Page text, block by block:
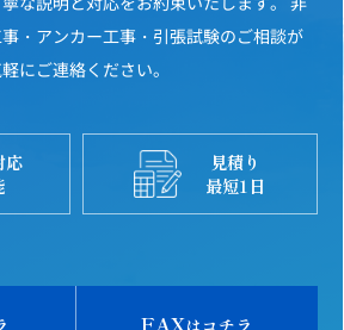
・アンカー工事・引張試験のご相談が
にご連絡ください。
応
見積り
最短1日